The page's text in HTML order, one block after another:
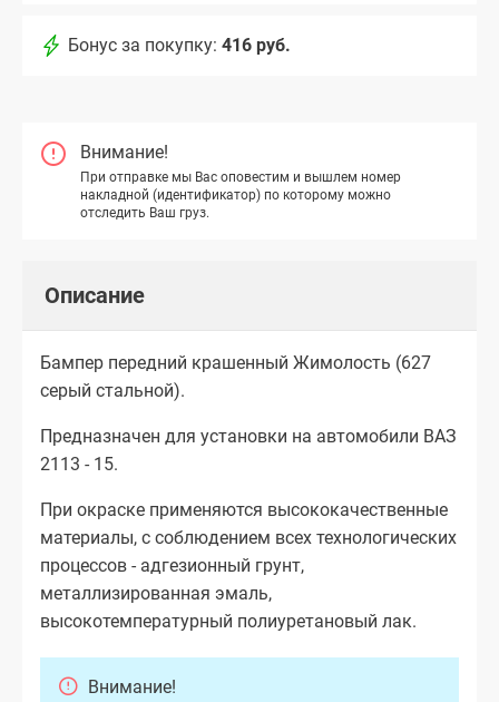
Бонус за покупку: 416 руб.
Внимание!
При отправке мы Вас оповестим и вышлем номер
накладной (идентификатор) по которому можно
отследить Ваш груз.
Описание
Бампер передний крашенный Жимолость (627
серый стальной).
Предназначен для установки на автомобили ВАЗ
2113 - 15.
При окраске применяются высококачественные
материалы, с соблюдением всех технологических
процессов - адгезионный грунт,
металлизированная эмаль,
высокотемпературный полиуретановый лак.
Внимание!